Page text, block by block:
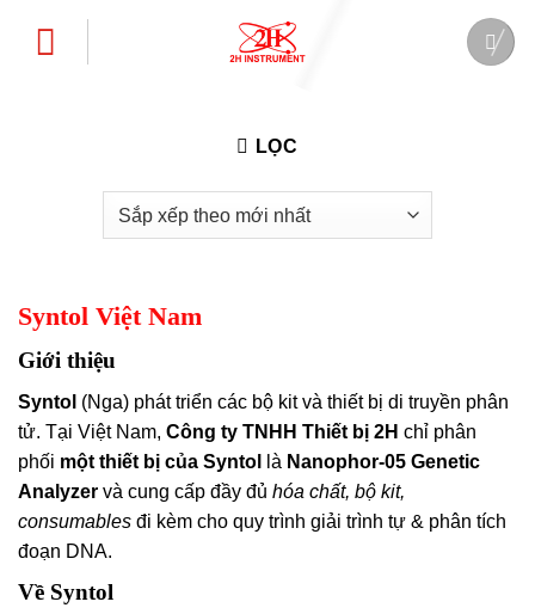
LỌC
Syntol Việt Nam
Giới thiệu
Syntol (Nga) phát triển các bộ kit và thiết bị di truyền phân
tử. Tại Việt Nam, Công ty TNHH Thiết bị 2H chỉ phân
phối một thiết bị của Syntol là Nanophor-05 Genetic
Analyzer và cung cấp đầy đủ hóa chất, bộ kit,
consumables đi kèm cho quy trình giải trình tự & phân tích
đoạn DNA.
Về Syntol